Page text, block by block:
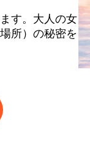
す。大人の女
所）の秘密を